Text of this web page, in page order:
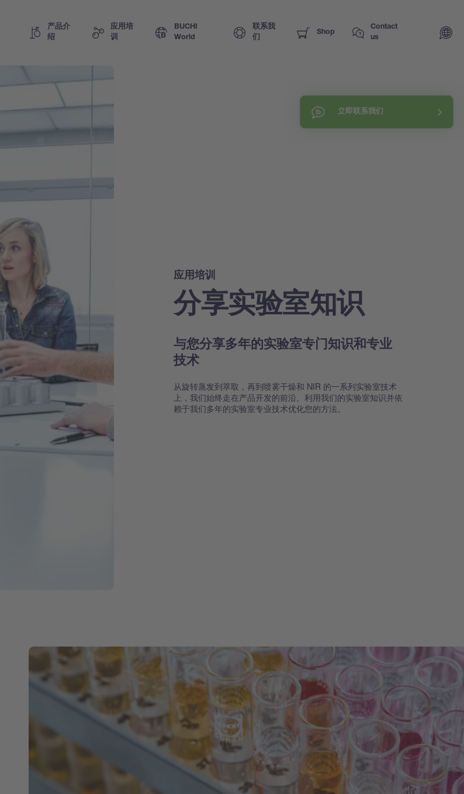
产品介
绍
应用培
训
BUCHI
World
联系我
们
Shop
Contact
us
立即联系我们
应用培训
分享实验室知识
与您分享多年的实验室专门知识和专业
技术
从旋转蒸发到萃取，再到喷雾干燥和 NIR 的一系列实验室技术
上，我们始终走在产品开发的前沿。利用我们的实验室知识并依
赖于我们多年的实验室专业技术优化您的方法。